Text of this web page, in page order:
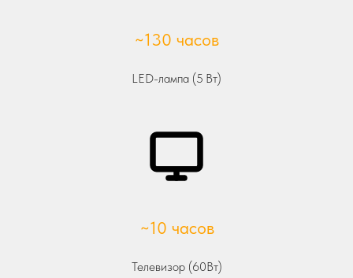
~130 часов
LED-лампа (5 Вт)
~10 часов
Телевизор (60Вт)